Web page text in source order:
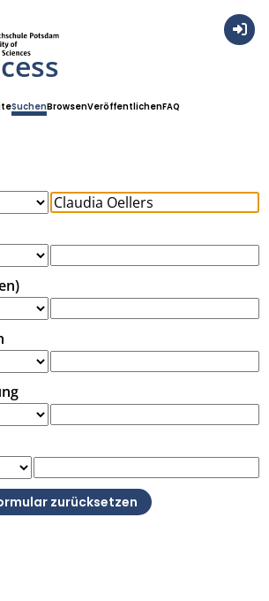
SuchenBrowsenVeröffentlichenFAQ